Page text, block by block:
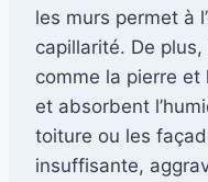
les murs permet à
capillarité. De
comme la pierre
et absorbent
toiture ou les
insuffisante,